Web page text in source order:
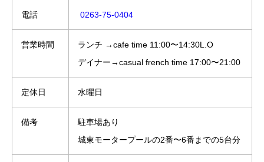
電話 0263-75-0404
営業時間
ランチ →cafe time 11:00〜14:30L.O
デイナー→casual french time 17:00〜21:00
定休日 水曜日
備考
駐車場あり
城東モータープールの2番〜6番までの5台分